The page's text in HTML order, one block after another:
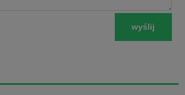
wyślij